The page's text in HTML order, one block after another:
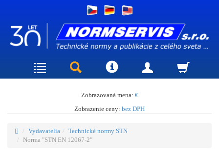
Zobrazovaná mena: €
Zobrazenie ceny: bez DPH
Vydavatelia
Technické normy STN
Norma "STN EN 12067-2"